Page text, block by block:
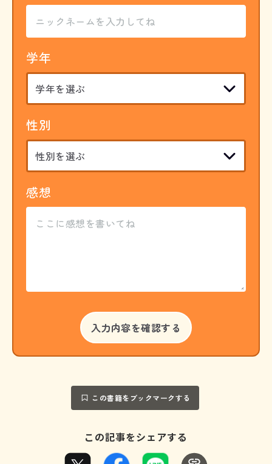
学年
性別
感想
この書籍をブックマークする
この記事をシェアする